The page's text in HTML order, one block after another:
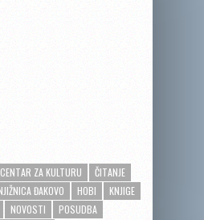
CENTAR ZA KULTURU
ČITANJE
ĐAKOVO HOBI
KNJIGE
NOVOSTI
POSUDBA